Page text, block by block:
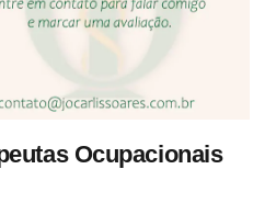
Ocupacionais